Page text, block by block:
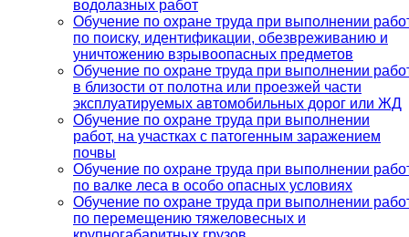
водолазных работ
Обучение по охране труда при выполнении
по поиску, идентификации, обезвреживанию и
уничтожению взрывоопасных предметов
Обучение по охране труда при выполнении
в близости от полотна или проезжей части
эксплуатируемых автомобильных дорог или ЖД
Обучение по охране труда при выполнении
работ, на участках с патогенным заражением
почвы
Обучение по охране труда при выполнении
по валке леса в особо опасных условиях
Обучение по охране труда при выполнении
по перемещению тяжеловесных и